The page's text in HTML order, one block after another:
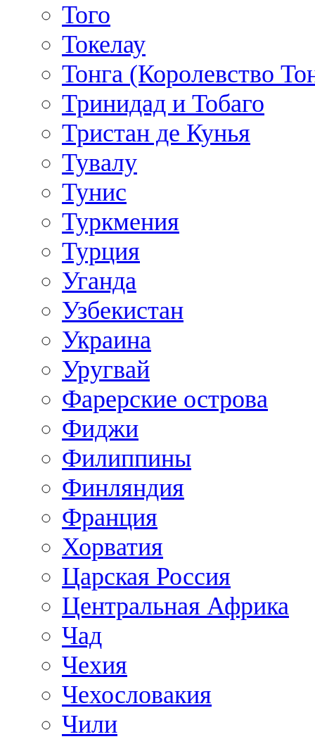
Того
Токелау
Тонга (Королевство
Тринидад и Тобаго
Тристан де Кунья
Тувалу
Тунис
Туркмения
Турция
Уганда
Узбекистан
Украина
Уругвай
Фарерские острова
Фиджи
Филиппины
Финляндия
Франция
Хорватия
Царская Россия
Центральная Африка
Чад
Чехия
Чехословакия
Чили